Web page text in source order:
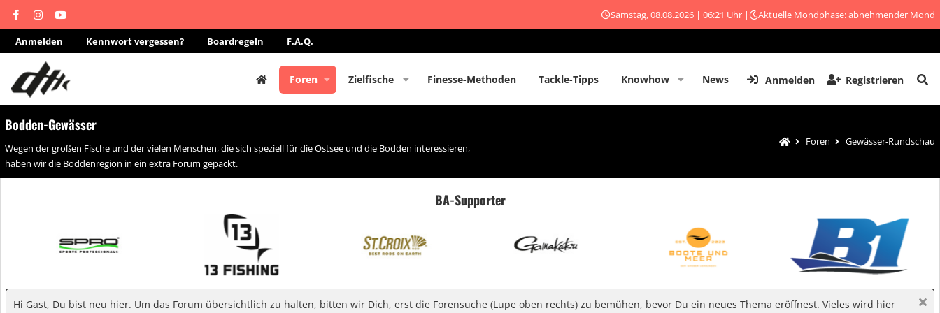
Samstag, 08.08.2026 | 06:21 Uhr | Aktuelle Mondphase: abnehmender Mond
Anmelden Kennwort vergessen? Boardregeln F.A.Q.
Foren Zielfische Finesse-Methoden Tackle-Tipps Knowhow News Anmelden Registrieren
Bodden-Gewässer
Wegen der großen Fische und der vielen Menschen, die sich speziell für die Ostsee und die Bodden interessieren,
haben wir die Boddenregion in ein extra Forum gepackt.
Foren Gewässer-Rundschau
BA-Supporter
Hi Gast, Du bist neu hier. Um das Forum übersichtlich zu halten, bitten wir Dich, erst die Forensuche (Lupe oben rechts) zu bemühen, bevor Du ein neues Thema eröffnest. Vieles wird hier